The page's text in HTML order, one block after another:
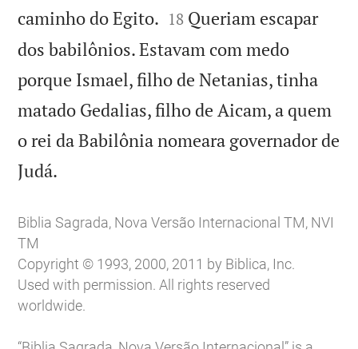
caminho do Egito. 

18 Queriam escapar
dos babilônios. Estavam com medo
porque Ismael, filho de Netanias, tinha
matado Gedalias, filho de Aicam, a quem
o rei da Babilônia nomeara governador de
Judá.
Biblia Sagrada, Nova Versão Internacional TM, NVI
TM
Copyright © 1993, 2000, 2011 by Biblica, Inc.
Used with permission. All rights reserved
worldwide.